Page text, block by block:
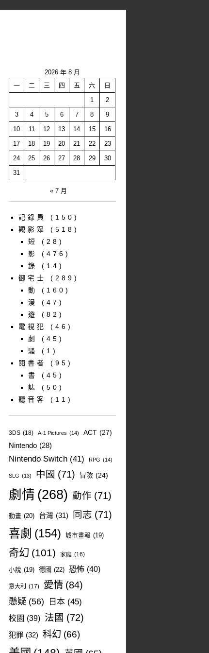
2026 年 8 月
一
二 三 四 五 六
日
1
2
3
4 5 6 7 8
9
10
11 12 13 14 15
16
17
18 19 20 21 22
23
24
25 26 27 28 29
30
31
« 7 月
記錄員
(150)
觀影眾
(518)
短
(28)
影
(476)
錄
(14)
御宅士
(289)
動
(160)
漫
(47)
遊
(82)
電視犯
(46)
劇
(45)
騷
(1)
閱書者
(95)
書
(45)
誌
(50)
聽音客
(11)
3DS (18) A-1 Pictures (14) ACT (27)
Nintendo (28)
Nintendo Switch (41) RPG (14)
SLG (13) 中國 (71) 冒險 (24)
劇情 (268) 動作 (71)
動畫 (20) 台灣 (31) 同志 (71)
喜劇 (154) 城市畫報 (19)
奇幻 (101) 家庭 (16)
小說 (19) 德國 (22) 恐怖 (40)
意大利 (17) 愛情 (84)
懸疑 (56) 日本 (45)
校園 (39) 法國 (72)
犯罪 (32) 科幻 (66)